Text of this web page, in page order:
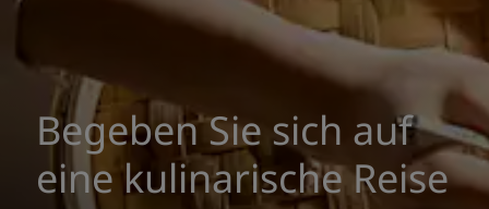
Begeben Sie sich auf
eine kulinarische Reise